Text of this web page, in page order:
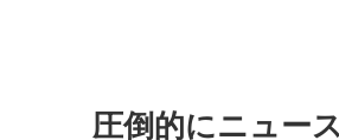
圧倒的にニュー